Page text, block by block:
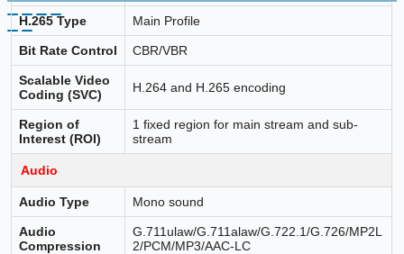
H.265 Type Main Profile
Bit Rate Control CBR/VBR
Scalable Video
Coding (SVC)
H.264 and H.265 encoding
Region of
Interest (ROI)
1 fixed region for main stream and sub-
stream
Audio
Audio Type Mono sound
Audio
Compression
G.711ulaw/G.711alaw/G.722.1/G.726/MP2L
2/PCM/MP3/AAC-LC